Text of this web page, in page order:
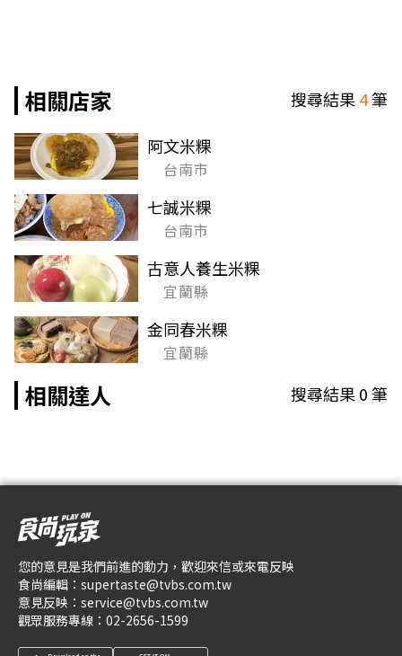
相關店家 搜尋結果4筆
阿文米粿
台南市
七誠米粿
台南市
古意人養生米粿
宜蘭縣
金同春米粿
宜蘭縣
相關達人 搜尋結果0筆
您的意見是我們前進的動力，歡迎來信或來電反映
食尚編輯： supertaste@tvbs.com.tw
意見反映： service@tvbs.com.tw
觀眾服務專線： 02-2656-1599